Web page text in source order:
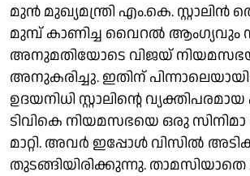
മുൻ മുഖ്യമന്ത്രി എം.കെ. സ്റ്റാലിൻ
മുമ്പ് കാണിച്ച വൈറൽ ആംഗ്യവും
അനുമതിയോടെ വിജയ്
അനുകരിച്ചു. ഇതിന്
ഉദയനിധി സ്റ്റാലിൻ്റെ
ടിവികെ നിയമസഭയെ ഒരു സിനിമാ
മാറ്റി. അവർ ഇപ്പോൾ വിസിൽ
തുടങ്ങിയിരിക്കുന്നു. താമസിയാതെ